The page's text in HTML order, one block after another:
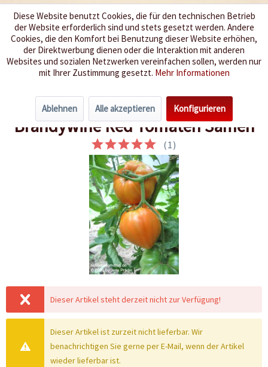
Wir würzen Ihr Leben
Menü
Übersicht exotische Tomaten
Brandywine Red Tomaten Samen
(1)
Dieser Artikel steht derzeit nicht zur Verfügung!
Dieser Artikel ist zurzeit nicht lieferbar. Wir
benachrichtigen Sie gerne per E-Mail, wenn der Artikel
wieder lieferbar ist.
Diese Website benutzt Cookies, die für den technischen Betrieb
der Website erforderlich sind und stets gesetzt werden. Andere
Cookies, die den Komfort bei Benutzung dieser Website erhöhen,
der Direktwerbung dienen oder die Interaktion mit anderen
Websites und sozialen Netzwerken vereinfachen sollen, werden nur
mit Ihrer Zustimmung gesetzt. Mehr Informationen
Ablehnen Alle akzeptieren Konfigurieren